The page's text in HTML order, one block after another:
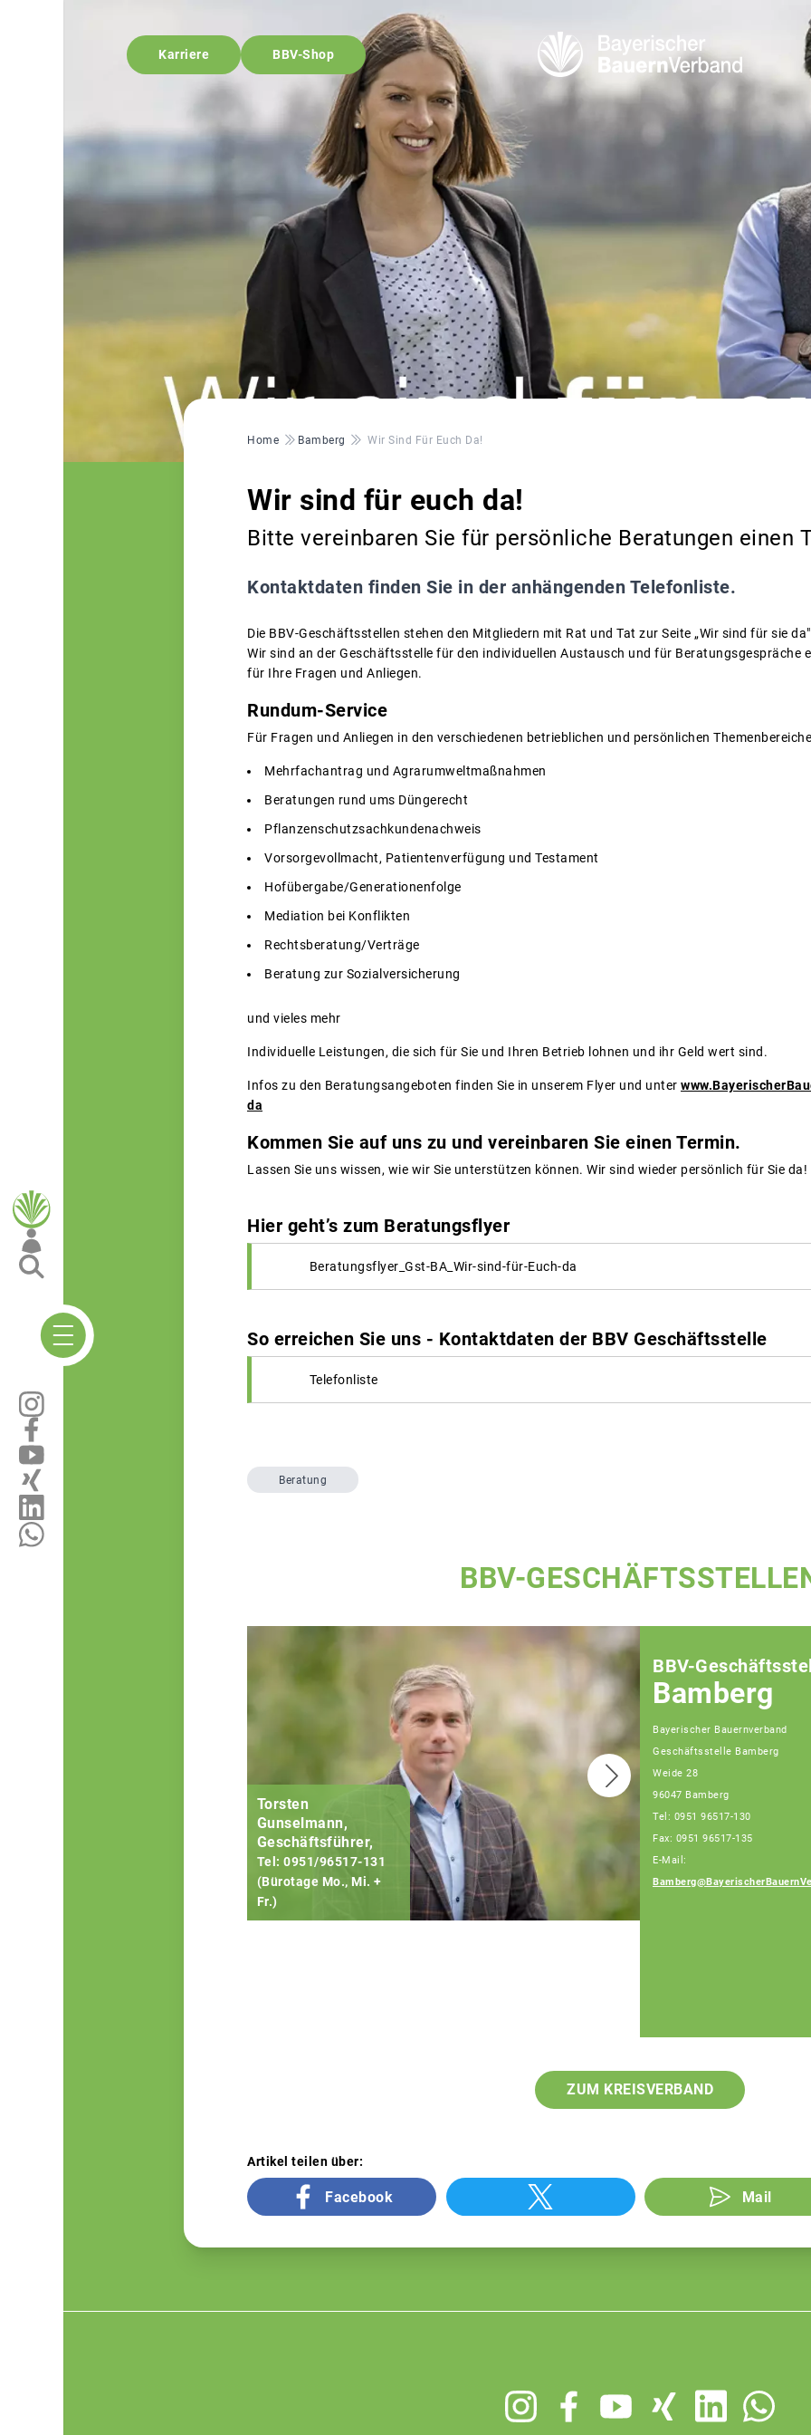
Karriere BBV-Shop
Pfadnavigation
Home Bamberg Wir Sind Für Euch Da!
Wir sind für euch da!
Bitte vereinbaren Sie für persönliche Beratungen einen
Kontaktdaten finden Sie in der anhängenden Telefonliste.
Die BBV-Geschäftsstellen stehen den Mitgliedern mit Rat und Tat zur Seite „Wir sind für sie
Wir sind an der Geschäftsstelle für den individuellen Austausch und für Beratungsgespräche
für Ihre Fragen und Anliegen.
Rundum-Service
Für Fragen und Anliegen in den verschiedenen betrieblichen und persönlichen
Mehrfachantrag und Agrarumweltmaßnahmen
Beratungen rund ums Düngerecht
Pflanzenschutzsachkundenachweis
Vorsorgevollmacht, Patientenverfügung und Testament
Hofübergabe/Generationenfolge
Mediation bei Konflikten
Rechtsberatung/Verträge
Beratung zur Sozialversicherung
und vieles mehr
Individuelle Leistungen, die sich für Sie und Ihren Betrieb lohnen und ihr Geld wert sind.
Infos zu den Beratungsangeboten finden Sie in unserem Flyer und unter
da
Kommen Sie auf uns zu und vereinbaren Sie einen Termin.
Lassen Sie uns wissen, wie wir Sie unterstützen können. Wir sind wieder persönlich für Sie da!
Hier geht’s zum Beratungsflyer
Beratungsflyer_Gst-BA_Wir-sind-für-Euch-da
So erreichen Sie uns - Kontaktdaten der BBV Geschäftsstelle
Telefonliste
Beratung
BBV-
Torsten
Gunselmann,
Geschäftsführer,
Tel: 0951/96517-131
(Bürotage Mo., Mi. +
Fr.)
Sebastian Hümmer,
Fachberater,
Tel: 0951/96517-128
BBV-
Bamberg
Bayerischer Bauernverband
Geschäftsstelle Bamberg
Weide 28
96047 Bamberg
Tel: 0951 96517-130
Fax: 0951 96517-135
E-Mail:
ZUM KREISVERBAND
Artikel teilen über:
Facebook Mail